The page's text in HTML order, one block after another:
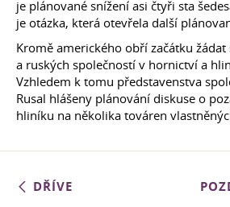
je plánované snížení asi čtyři sta
je otázka, která otevřela další
Kromě amerického obří začátku
a ruských společností v hornictví a
Vzhledem k tomu představenstva
Rusal hlášeny plánování diskuse o
hliníku na několika továren
DŘÍVE